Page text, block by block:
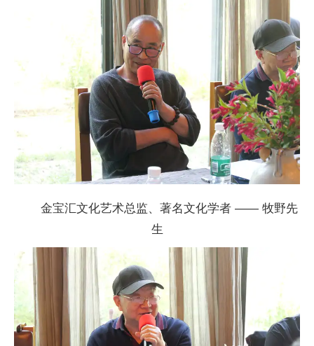
金宝汇文化艺术总监、著名文化学者 —— 牧野先
生